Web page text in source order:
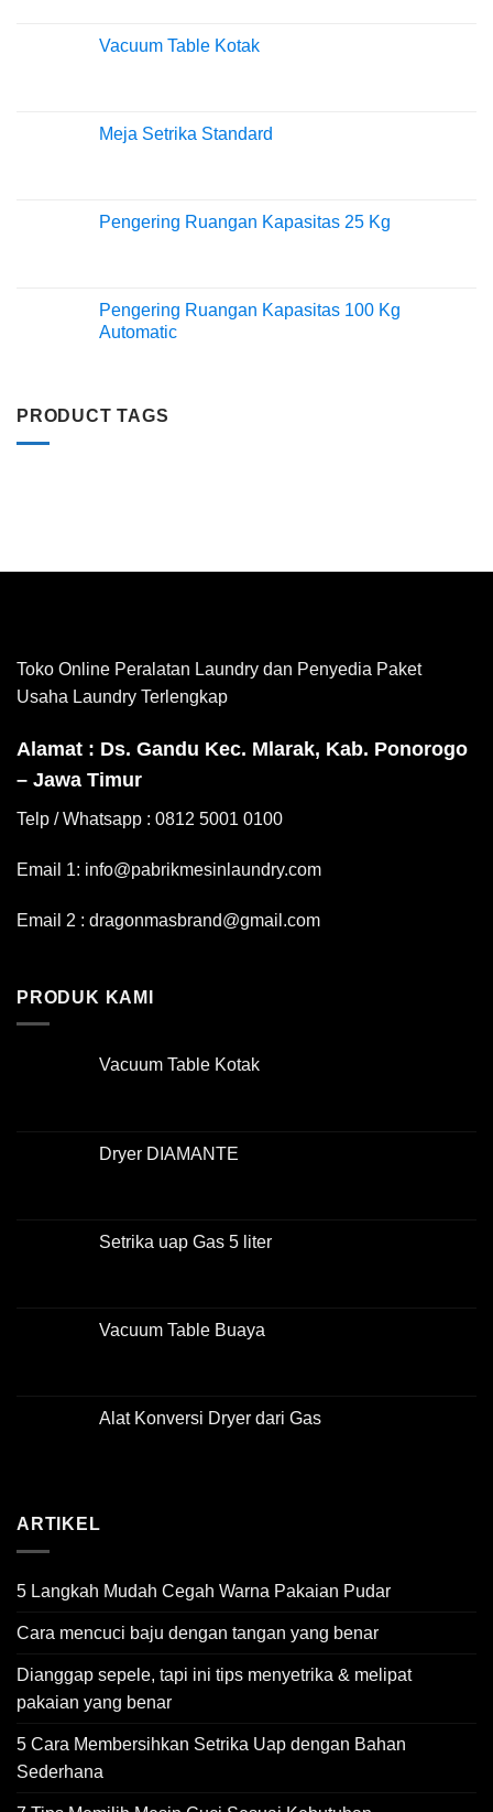
Vacuum Table Kotak
Meja Setrika Standard
Pengering Ruangan Kapasitas 25 Kg
Pengering Ruangan Kapasitas 100 Kg
Automatic
PRODUCT TAGS
Toko Online Peralatan Laundry dan Penyedia Paket
Usaha Laundry Terlengkap
Alamat : Ds. Gandu Kec. Mlarak, Kab. Ponorogo
– Jawa Timur
Telp / Whatsapp : 0812 5001 0100
Email 1: info@pabrikmesinlaundry.com
Email 2 : dragonmasbrand@gmail.com
PRODUK KAMI
Vacuum Table Kotak
Dryer DIAMANTE
Setrika uap Gas 5 liter
Vacuum Table Buaya
Alat Konversi Dryer dari Gas
ARTIKEL
5 Langkah Mudah Cegah Warna Pakaian Pudar
Cara mencuci baju dengan tangan yang benar
Dianggap sepele, tapi ini tips menyetrika & melipat
pakaian yang benar
5 Cara Membersihkan Setrika Uap dengan Bahan
Sederhana